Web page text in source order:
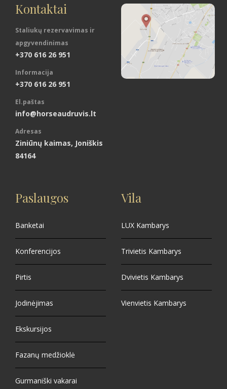
Kontaktai
Staliukų rezervavimas ir
apgyvendinimas
+370 616 26 951
Informacija
+370 616 26 951
El.paštas
info@horseaudruvis.lt
Adresas
Ziniūnų kaimas, Joniškis
84164
Paslaugos
Banketai
Konferencijos
Pirtis
Jodinėjimas
Ekskursijos
Fazanų medžioklė
Gurmaniški vakarai
Vila
LUX Kambarys
Trivietis Kambarys
Dvivietis Kambarys
Vienvietis Kambarys